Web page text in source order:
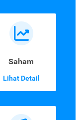
Saham
Lihat Detail